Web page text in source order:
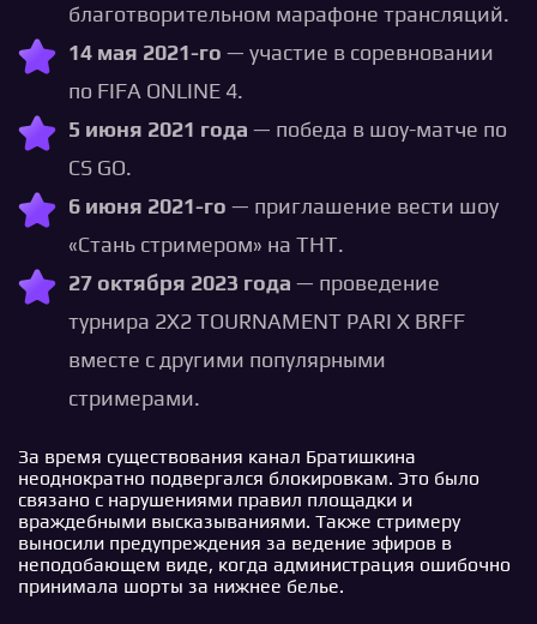
благотворительном марафоне трансляций.
14 мая 2021-го — участие в соревновании
по FIFA ONLINE 4.
5 июня 2021 года — победа в шоу-матче по
CS GO.
6 июня 2021-го — приглашение вести шоу
«‎Стань стримером» на ТНТ.
27 октября 2023 года — проведение
турнира 2X2 TOURNAMENT PARI X BRFF
вместе с другими популярными
стримерами.
За время существования канал Братишкина
неоднократно подвергался блокировкам. Это было
связано с нарушениями правил площадки и
враждебными высказываниями. Также стримеру
выносили предупреждения за ведение эфиров в
неподобающем виде, когда администрация ошибочно
принимала шорты за нижнее белье.